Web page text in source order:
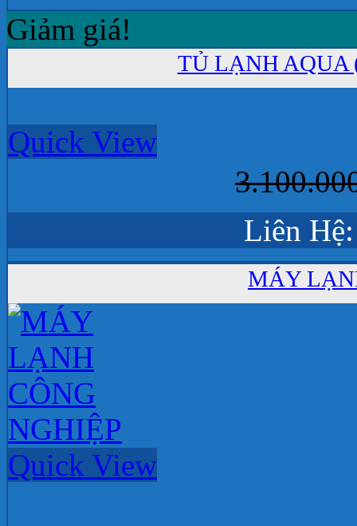
Giảm giá!
TỦ LẠNH AQUA
Quick View
Liên
MÁY
Quick View